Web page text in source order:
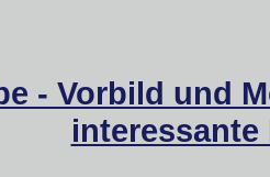
- Vorbild und